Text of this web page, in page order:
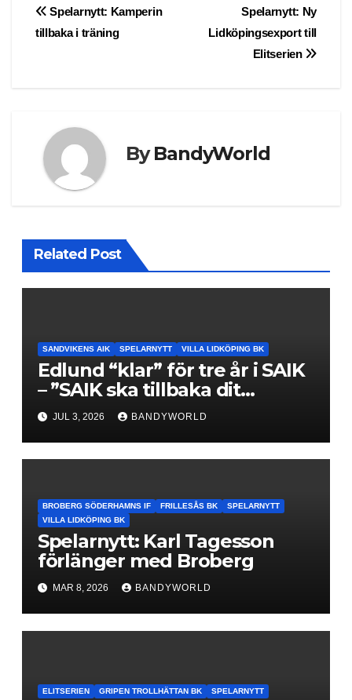
Post
navigation
Spelarnytt: Ny
Lidköpingsexport till
Elitserien
Spelarnytt: Kamperin
tillbaka i träning
ByBandyWorld
Related Post
SANDVIKENS AIK SPELARNYTT VILLA LIDKÖPING BK
Edlund “klar” för tre år i SAIK
– ”SAIK ska tillbaka dit
klubben hör hemma”
JUL 3, 2026 BANDYWORLD
BROBERG SÖDERHAMNS IF FRILLESÅS BK
SPELARNYTT
VILLA LIDKÖPING BK
Spelarnytt: Karl Tagesson
förlänger med Broberg
MAR 8, 2026 BANDYWORLD
ELITSERIEN GRIPEN TROLLHÄTTAN BK SPELARNYTT